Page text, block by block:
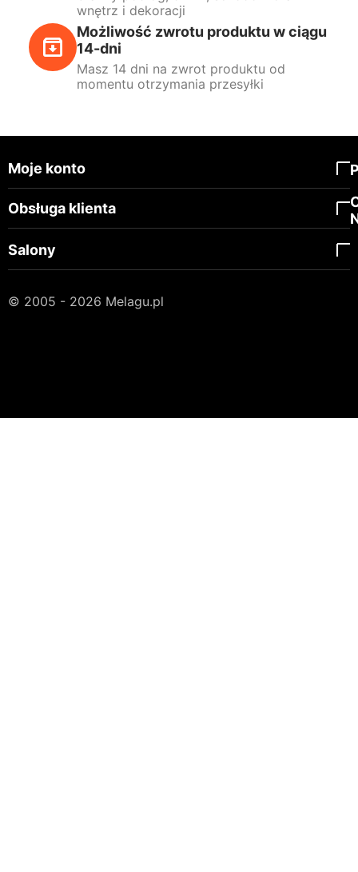
wnętrz i dekoracji
Możliwość zwrotu produktu w ciągu
14-dni
Masz 14 dni na zwrot produktu od
momentu otrzymania przesyłki
Moje konto
Obsługa klienta
Salony
© 2005 - 2026 Melagu.pl